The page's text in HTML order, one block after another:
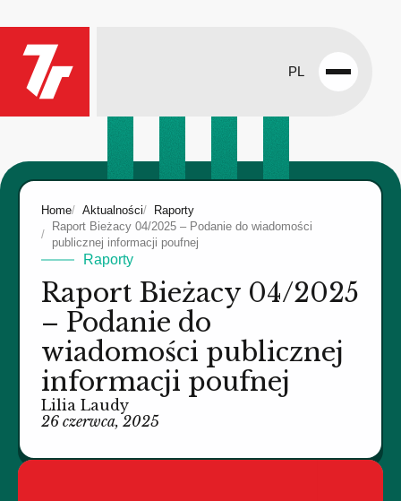
PL
Open
Home Aktualności
Raporty
Raport Bieżacy 04/2025 – Podanie do wiadomości
publicznej informacji poufnej
Raporty
Raport Bieżacy 04/2025
– Podanie do
wiadomości publicznej
informacji poufnej
Lilia Laudy
26 czerwca, 2025